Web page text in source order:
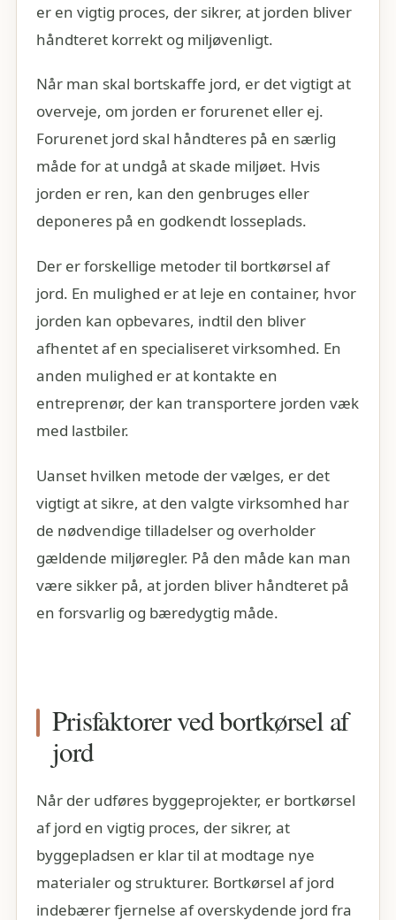
er en vigtig proces, der sikrer, at jorden bliver
håndteret korrekt og miljøvenligt.
Når man skal bortskaffe jord, er det vigtigt at
overveje, om jorden er forurenet eller ej.
Forurenet jord skal håndteres på en særlig
måde for at undgå at skade miljøet. Hvis
jorden er ren, kan den genbruges eller
deponeres på en godkendt losseplads.
Der er forskellige metoder til bortkørsel af
jord. En mulighed er at leje en container, hvor
jorden kan opbevares, indtil den bliver
afhentet af en specialiseret virksomhed. En
anden mulighed er at kontakte en
entreprenør, der kan transportere jorden væk
med lastbiler.
Uanset hvilken metode der vælges, er det
vigtigt at sikre, at den valgte virksomhed har
de nødvendige tilladelser og overholder
gældende miljøregler. På den måde kan man
være sikker på, at jorden bliver håndteret på
en forsvarlig og bæredygtig måde.
Prisfaktorer ved bortkørsel af
jord
Når der udføres byggeprojekter, er bortkørsel
af jord en vigtig proces, der sikrer, at
byggepladsen er klar til at modtage nye
materialer og strukturer. Bortkørsel af jord
indebærer fjernelse af overskydende jord fra